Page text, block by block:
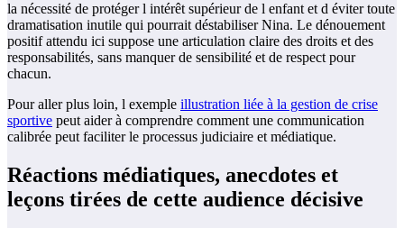
la nécessité de protéger l intérêt supérieur de l enfant et d éviter toute
dramatisation inutile qui pourrait déstabiliser Nina. Le dénouement
positif attendu ici suppose une articulation claire des droits et des
responsabilités, sans manquer de sensibilité et de respect pour
chacun.
Pour aller plus loin, l exemple illustration liée à la gestion de crise
sportive peut aider à comprendre comment une communication
calibrée peut faciliter le processus judiciaire et médiatique.
Réactions médiatiques, anecdotes et
leçons tirées de cette audience décisive